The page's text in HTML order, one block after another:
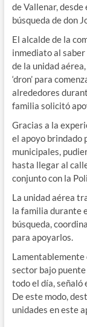
de Vallenar,
búsqueda de don
El alcalde de la
inmediato al
de la unidad
‘dron’ para
alrededores
familia solicitó
Gracias a la
el apoyo brindado
municipales,
hasta llegar al
conjunto con la
La unidad aérea
la familia durante
búsqueda,
para apoyarlos.
Lamentablemente
sector bajo
todo el día, señaló
De este modo,
unidades en este